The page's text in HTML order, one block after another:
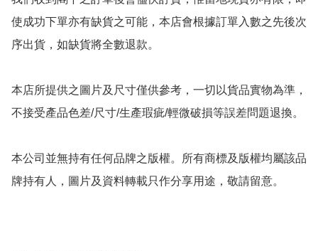
使成功下單亦有缺貨之可能，本店會根據訂單入數之先後次
序出貨，如缺貨將全數退款。
本店所提供之圖片及尺寸僅供參考，一切以貨品實物為準，
不接受產品色差/尺寸/生產瑕疵/輕微破損等誤差問題退換。
本公司並無持有任何品牌之版權。所有商標及版權均屬該品
牌持有人，圖片及資料轉載只作分享用途，敬請留意。